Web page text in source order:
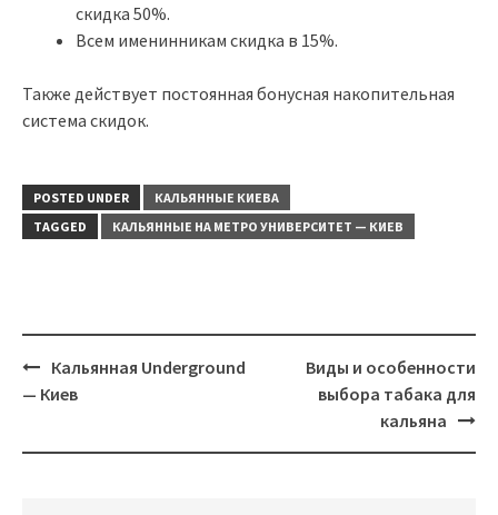
скидка 50%.
Всем именинникам скидка в 15%.
Также действует постоянная бонусная накопительная
система скидок.
POSTED UNDER
КАЛЬЯННЫЕ КИЕВА
TAGGED
КАЛЬЯННЫЕ НА МЕТРО УНИВЕРСИТЕТ — КИЕВ
Post
navigation
Кальянная Underground
— Киев
Виды и особенности
выбора табака для
кальяна